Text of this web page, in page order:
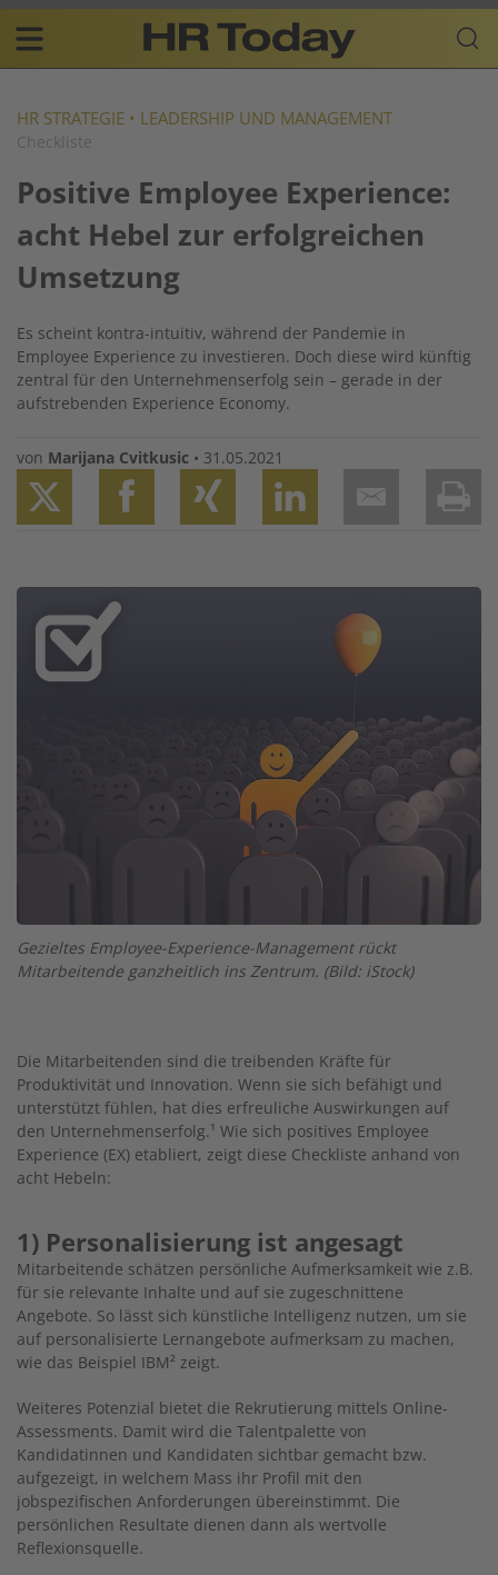
Skip
content
Plattform
für
Resources
navigation
DE
HR STRATEGIE • LEADERSHIP UND MANAGEMENT
Checkliste
Positive Employee Experience:
acht Hebel zur erfolgreichen
Umsetzung
Es scheint kontra-intuitiv, während der Pandemie in
Employee Experience zu investieren. Doch diese wird künftig
zentral für den Unternehmenserfolg sein – gerade in der
aufstrebenden Experience Economy.
von Marijana Cvitkusic • 31.05.2021
Gezieltes Employee-Experience-Management rückt
Mitarbeitende ganzheitlich ins Zentrum. (Bild: iStock)
Die Mitarbeitenden sind die treibenden Kräfte für
Produktivität und Innovation. Wenn sie sich befähigt und
unterstützt fühlen, hat dies erfreuliche Auswirkungen auf
den Unternehmenserfolg.¹ Wie sich positives Employee
Experience (EX) etabliert, zeigt diese Checkliste anhand von
acht Hebeln:
1) Personalisierung ist angesagt
Mitarbeitende schätzen persönliche Aufmerksamkeit wie z.B.
für sie relevante Inhalte und auf sie zugeschnittene
Angebote. So lässt sich künstliche Intelligenz nutzen, um sie
auf personalisierte Lernangebote aufmerksam zu machen,
wie das Beispiel IBM² zeigt.
Weiteres Potenzial bietet die Rekrutierung mittels Online-
Assessments. Damit wird die Talentpalette von
Kandidatinnen und Kandidaten sichtbar gemacht bzw.
aufgezeigt, in welchem Mass ihr Profil mit den
jobspezifischen Anforderungen übereinstimmt. Die
persönlichen Resultate dienen dann als wertvolle
Reflexionsquelle.